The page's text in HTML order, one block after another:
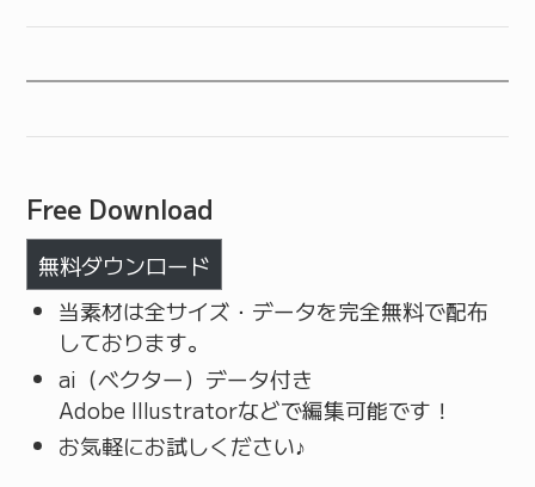
Free Download
無料ダウンロード
当素材は全サイズ・データを完全無料で配布
しております。
ai（ベクター）データ付き
Adobe Illustratorなどで編集可能です！
お気軽にお試しください♪